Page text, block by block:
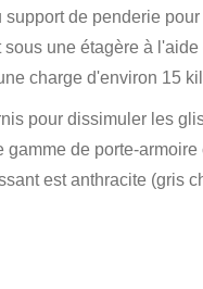
de penderie
une étagère à
charge d'environ 15
pour dissimuler les
de porte-
est anthracite (gris